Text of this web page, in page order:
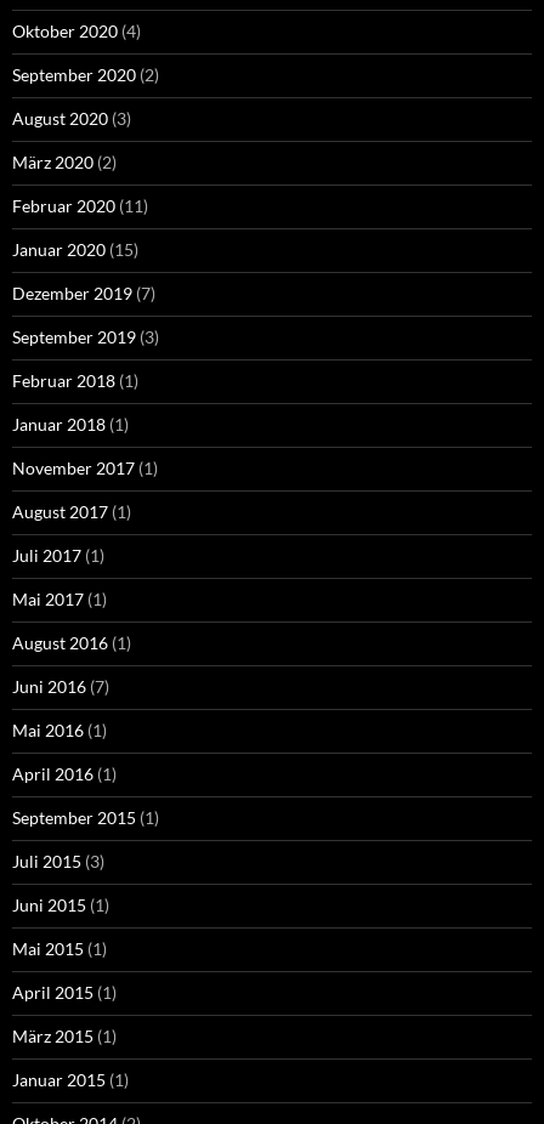
Oktober 2020 (4)
September 2020 (2)
August 2020 (3)
März 2020 (2)
Februar 2020 (11)
Januar 2020 (15)
Dezember 2019 (7)
September 2019 (3)
Februar 2018 (1)
Januar 2018 (1)
November 2017 (1)
August 2017 (1)
Juli 2017 (1)
Mai 2017 (1)
August 2016 (1)
Juni 2016 (7)
Mai 2016 (1)
April 2016 (1)
September 2015 (1)
Juli 2015 (3)
Juni 2015 (1)
Mai 2015 (1)
April 2015 (1)
März 2015 (1)
Januar 2015 (1)